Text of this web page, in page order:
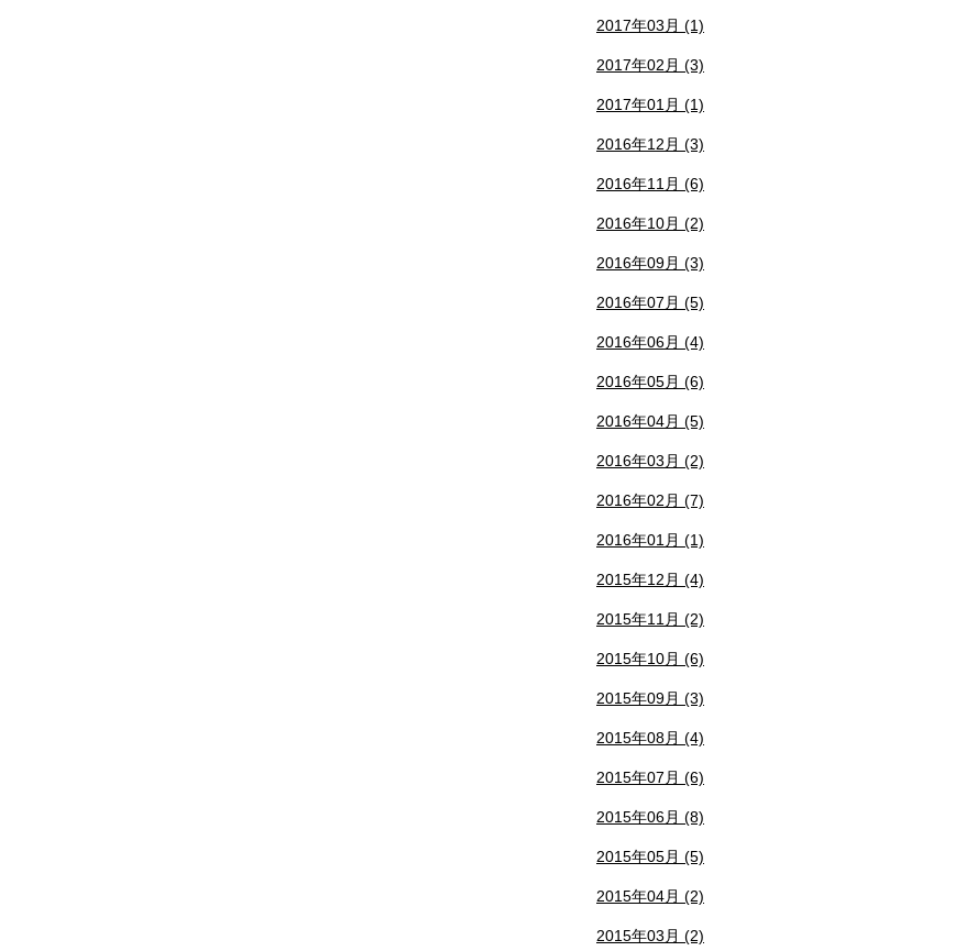
2017年03月 (1)
2017年02月 (3)
2017年01月 (1)
2016年12月 (3)
2016年11月 (6)
2016年10月 (2)
2016年09月 (3)
2016年07月 (5)
2016年06月 (4)
2016年05月 (6)
2016年04月 (5)
2016年03月 (2)
2016年02月 (7)
2016年01月 (1)
2015年12月 (4)
2015年11月 (2)
2015年10月 (6)
2015年09月 (3)
2015年08月 (4)
2015年07月 (6)
2015年06月 (8)
2015年05月 (5)
2015年04月 (2)
2015年03月 (2)